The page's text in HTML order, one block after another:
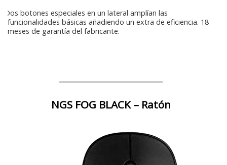
Dos botones especiales en un lateral amplían las
funcionalidades básicas añadiendo un extra de eficiencia. 18
meses de garantía del fabricante.
NGS FOG BLACK – Ratón